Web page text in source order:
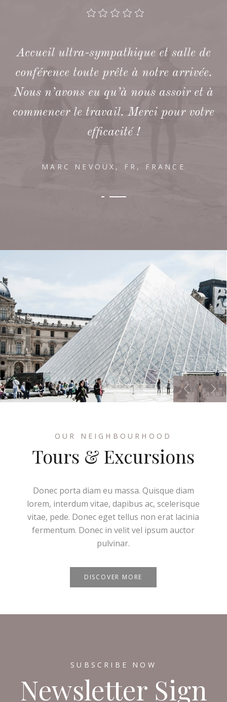
Accueil ultra-sympathique et salle de
conférence toute prête à notre arrivée.
Nous n’avons eu qu’à nous assoir et à
commencer le travail. Merci pour votre
efficacité !
MARC NEVOUX, FR, FRANCE
OUR NEIGHBOURHOOD
Tours & Excursions
Donec porta diam eu massa. Quisque diam
lorem, interdum vitae, dapibus ac, scelerisque
vitae, pede. Donec eget tellus non erat lacinia
fermentum. Donec in velit vel ipsum auctor
pulvinar.
DISCOVER MORE
SUBSCRIBE NOW
Newsletter Sign